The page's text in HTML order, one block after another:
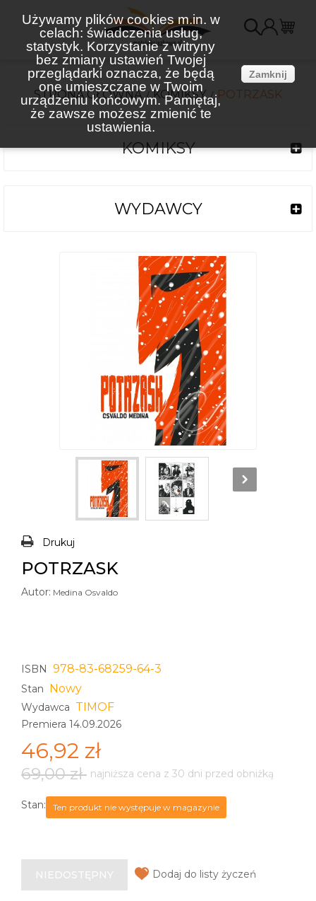
Używamy plików cookies m.in. w
celach: świadczenia usług,
statystyk. Korzystanie z witryny
bez zmiany ustawień Twojej
przeglądarki oznacza, że będą
one umieszczane w Twoim
urządzeniu końcowym. Pamiętaj,
że zawsze możesz zmienić te
ustawienia.
Zamknij
STRONA GŁÓWNA KOMIKSY POTRZASK
KOMIKSY
WYDAWCY
Drukuj
POTRZASK
Autor: Medina Osvaldo
ISBN 978-83-68259-64-3
Stan Nowy
Wydawca TIMOF
Premiera 14.09.2026
46,92 zł
69,00 zł najniższa cena z 30 dni przed obniżką
Stan: Ten produkt nie występuje w magazynie
NIEDOSTĘPNY Dodaj do listy życzeń